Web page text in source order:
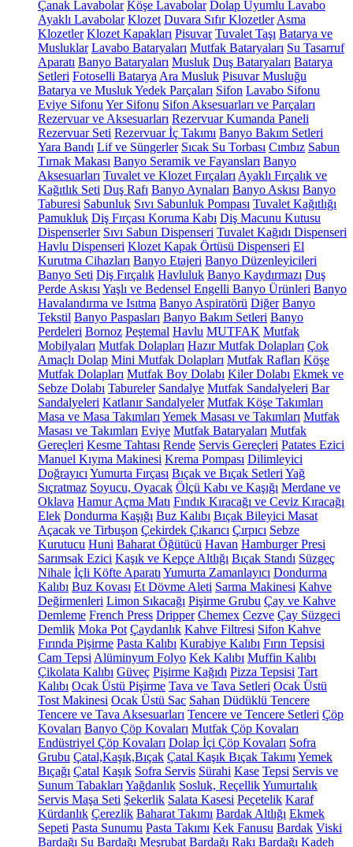
Çanak Lavabolar Köşe Lavabolar Dolap Uyumlu Lavabo
Ayaklı Lavabolar Klozet Duvara Sıfır Klozetler Asma
Klozetler Klozet Kapakları Pisuvar Tuvalet Taşı Batarya ve
Musluklar Lavabo Bataryaları Mutfak Bataryaları Su Tasarruf
Aparatı Banyo Bataryaları Musluk Duş Bataryaları Batarya
Setleri Fotoselli Batarya Ara Musluk Pisuvar Musluğu
Batarya ve Musluk Yedek Parçaları Sifon Lavabo Sifonu
Eviye Sifonu Yer Sifonu Sifon Aksesuarları ve Parçaları
Rezervuar ve Aksesuarları Rezervuar Kumanda Paneli
Rezervuar Seti Rezervuar İç Takımı Banyo Bakım Setleri
Yara Bandı Lif ve Süngerler Sıcak Su Torbası Cımbız Sabun
Tırnak Makası Banyo Seramik ve Fayansları Banyo
Aksesuarları Tuvalet ve Klozet Fırçaları Ayaklı Fırçalık ve
Kağıtlık Seti Duş Rafı Banyo Aynaları Banyo Askısı Banyo
Taburesi Sabunluk Sıvı Sabunluk Pompası Tuvalet Kağıtlığı
Pamukluk Diş Fırçası Koruma Kabı Diş Macunu Kutusu
Dispenserler Sıvı Sabun Dispenseri Tuvalet Kağıdı Dispenseri
Havlu Dispenseri Klozet Kapak Örtüsü Dispenseri El
Kurutma Cihazları Banyo Etajeri Banyo Düzenleyicileri
Banyo Seti Diş Fırçalık Havluluk Banyo Kaydırmazı Duş
Perde Askısı Yaşlı ve Bedensel Engelli Banyo Ürünleri Banyo
Havalandırma ve Isıtma Banyo Aspiratörü Diğer Banyo
Tekstil Banyo Paspasları Banyo Bakım Setleri Banyo
Perdeleri Bornoz Peştemal Havlu MUTFAK Mutfak
Mobilyaları Mutfak Dolapları Hazır Mutfak Dolapları Çok
Amaçlı Dolap Mini Mutfak Dolapları Mutfak Rafları Köşe
Mutfak Dolapları Mutfak Boy Dolabı Kiler Dolabı Ekmek ve
Sebze Dolabı Tabureler Sandalye Mutfak Sandalyeleri Bar
Sandalyeleri Katlanır Sandalyeler Mutfak Köşe Takımları
Masa ve Masa Takımları Yemek Masası ve Takımları Mutfak
Masası ve Takımları Eviye Mutfak Bataryaları Mutfak
Gereçleri Kesme Tahtası Rende Servis Gereçleri Patates Ezici
Manuel Kıyma Makinesi Krema Pompası Dilimleyici
Doğrayıcı Yumurta Fırçası Bıçak ve Bıçak Setleri Yağ
Sıçratmaz Soyucu, Oyacak Ölçü Kabı ve Kaşığı Merdane ve
Oklava Hamur Açma Matı Fındık Kıracağı ve Ceviz Kıracağı
Elek Dondurma Kaşığı Buz Kalıbı Bıçak Bileyici Masat
Açacak ve Tirbuşon Çekirdek Çıkarıcı Çırpıcı Sebze
Kurutucu Huni Baharat Öğütücü Havan Hamburger Presi
Sarımsak Ezici Kaşık ve Kepçe Altlığı Bıçak Standı Süzgeç
Nihale İçli Köfte Aparatı Yumurta Zamanlayıcı Dondurma
Kalıbı Buz Kovası Et Dövme Aleti Sarma Makinesi Kahve
Değirmenleri Limon Sıkacağı Pişirme Grubu Çay ve Kahve
Demleme French Press Dripper Chemex Cezve Çay Süzgeci
Demlik Moka Pot Çaydanlık Kahve Filtresi Sifon Kahve
Fırında Pişirme Pasta Kalıbı Kurabiye Kalıbı Fırın Tepsisi
Cam Tepsi Alüminyum Folyo Kek Kalıbı Muffin Kalıbı
Çikolata Kalıbı Güveç Pişirme Kağıdı Pizza Tepsisi Tart
Kalıbı Ocak Üstü Pişirme Tava ve Tava Setleri Ocak Üstü
Tost Makinesi Ocak Üstü Sac Sahan Düdüklü Tencere
Tencere ve Tava Aksesuarları Tencere ve Tencere Setleri Çöp
Kovaları Banyo Çöp Kovaları Mutfak Çöp Kovaları
Endüstriyel Çöp Kovaları Dolap İçi Çöp Kovaları Sofra
Grubu Çatal,Kaşık,Bıçak Çatal Kaşık Bıçak Takımı Yemek
Bıçağı Çatal Kaşık Sofra Servis Sürahi Kase Tepsi Servis ve
Sunum Tabakları Yağdanlık Sosluk, ReçellikYumurtalık
Servis Maşa Seti Şekerlik Salata Kasesi Peçetelik Karaf
Kürdanlık Çerezlik Baharat Takımı Bardak Altlığı Ekmek
Sepeti Pasta Sunumu Pasta Takımı Kek Fanusu Bardak Viski
Bardağı Su Bardağı Meşrubat Bardağı Rakı Bardağı Kadeh